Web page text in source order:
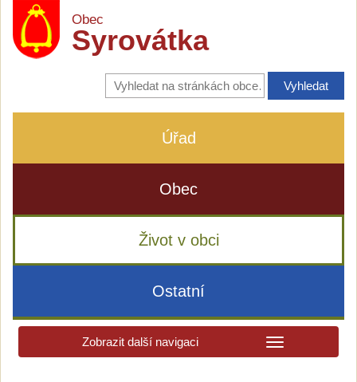
Obec
Syrovátka
Vyhledávání
na
stránkách
Úřad
Obec
Život v obci
Ostatní
Zobrazit další navigaci